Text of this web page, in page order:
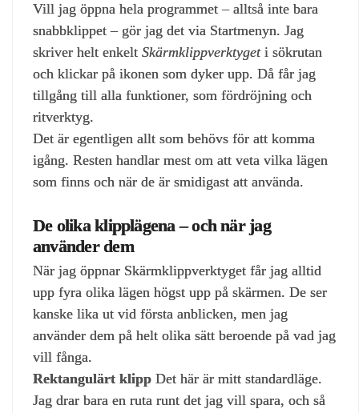
Vill jag öppna hela programmet – alltså inte bara
snabbklippet – gör jag det via Startmenyn. Jag
skriver helt enkelt Skärmklippverktygeti sökrutan
och klickar på ikonen som dyker upp. Då får jag
tillgång till alla funktioner, som fördröjning och
ritverktyg.
Det är egentligen allt som behövs för att komma
igång. Resten handlar mest om att veta vilka lägen
som finns och när de är smidigast att använda.
De olika klipplägena – och när jag
använder dem
När jag öppnar Skärmklippverktyget får jag alltid
upp fyra olika lägen högst upp på skärmen. De ser
kanske lika ut vid första anblicken, men jag
använder dem på helt olika sätt beroende på vad jag
vill fånga.
Rektangulärt klipp Det här är mitt standardläge.
Jag drar bara en ruta runt det jag vill spara, och så